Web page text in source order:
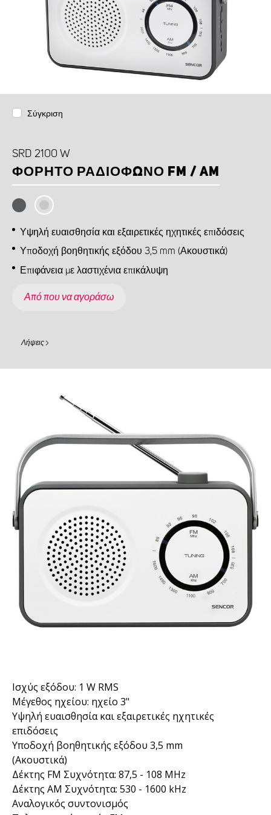
Σύγκριση
SRD 2100 W
ΦΟΡΗΤΌ ΡΑΔΙΌΦΩΝΟ FM / AM
Υψηλή ευαισθησία και εξαιρετικές ηχητικές επιδόσεις
Υποδοχή βοηθητικής εξόδου 3,5 mm (Ακουστικά)
Επιφάνεια με λαστιχένια επικάλυψη
Από που να αγοράσω
Λήψεις
Ισχύς εξόδου: 1 W RMS
Μέγεθος ηχείου: ηχείο 3"
Υψηλή ευαισθησία και εξαιρετικές ηχητικές
επιδόσεις
Υποδοχή βοηθητικής εξόδου 3,5 mm
(Ακουστικά)
Δέκτης FM Συχνότητα: 87,5 - 108 MHz
Δέκτης AM Συχνότητα: 530 - 1600 kHz
Αναλογικός συντονισμός